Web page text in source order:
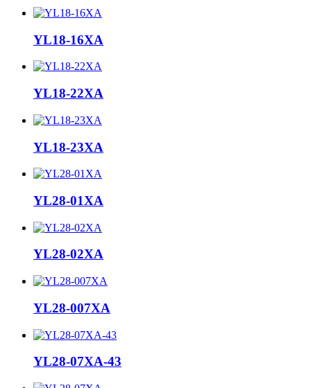
YL18-16XA
YL18-22XA
YL18-23XA
YL28-01XA
YL28-02XA
YL28-007XA
YL28-07XA-43